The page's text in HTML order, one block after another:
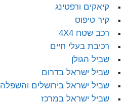
קיאקים ורפטינג
קיר טיפוס
רכב שטח 4X4
רכיבת בעלי חיים
שביל הגולן
שביל ישראל בדרום
שביל ישראל בירושלים והשפלה
שביל ישראל במרכז